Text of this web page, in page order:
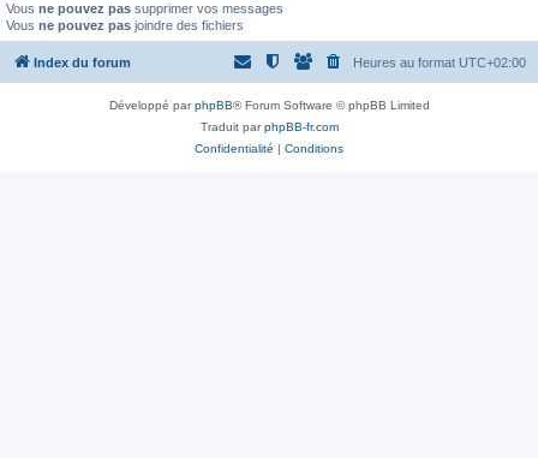
Vous ne pouvez pas supprimer vos messages
Vous ne pouvez pas joindre des fichiers
Index du forum Heures au format UTC+02:00
Développé parphpBB® Forum Software © phpBB Limited
Traduit parphpBB-fr.com
Confidentialité | Conditions